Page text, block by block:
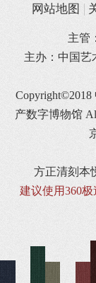
网站地图
主管
主办：中国艺
产数字博物馆
方正清刻本
建议使用360